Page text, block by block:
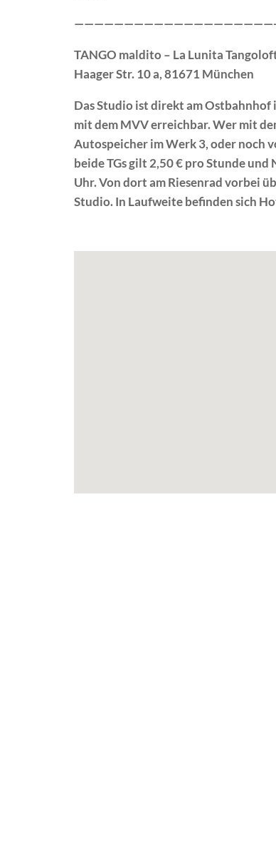
TANGO maldito – La Lunita
Haager Str. 10 a, 81671 München
Das Studio ist direkt am Ostbahnhof
mit dem MVV erreichbar. Wer mit
Autospeicher im Werk 3, oder noch
beide TGs gilt 2,50 € pro Stunde
Uhr. Von dort am Riesenrad vorbei
Studio. In Laufweite befinden sich